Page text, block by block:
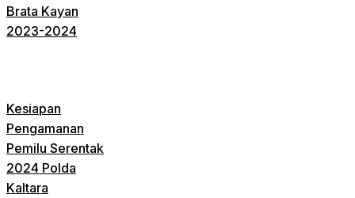
Brata Kayan
2023-2024
Kesiapan
Pengamanan
Pemilu Serentak
2024 Polda
Kaltara